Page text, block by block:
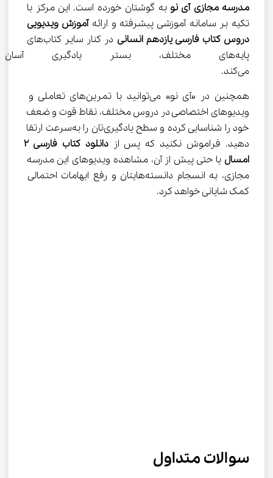
مدرسه مجازی آی نو به گوشتان خورده است. این مرکز با
تکیه بر سامانه آموزشی پیشرفته و ارائه آموزش ویدیویی
دروس کتاب فارسی یازدهم انسانی
در کنار سایر کتاب‌های
پایه‌های مختلف، بستر یادگیری
می‌کند.
همچنین در «آی نو» می‌توانید با تمرین‌های تعاملی و
ویدیوهای اختصاصی در دروس مختلف، نقاط قوت و ضعف
خود را شناسایی کرده و سطح یادگیری‌تان را به‌سرعت ارتقا
دهید. فراموش نکنید که پس از
امسال یا حتی پیش از آن، مشاهده ویدیوهای این مدرسه
مجازی، به انسجام دانسته‌هایتان و رفع ابهامات احتمالی
کمک شایانی خواهد کرد.
سوالات متداول